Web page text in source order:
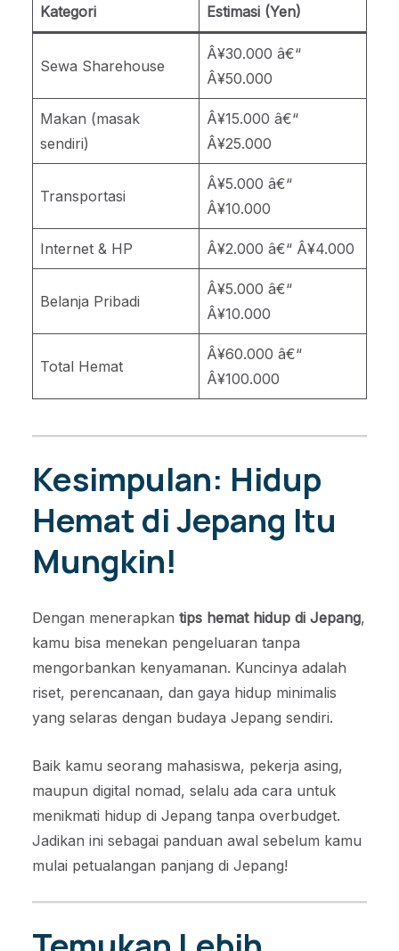
Kategori Estimasi (Yen)
Sewa Sharehouse
Â¥30.000 â€“
Â¥50.000
Makan (masak
sendiri)
Â¥15.000 â€“
Â¥25.000
Transportasi
Â¥5.000 â€“
Â¥10.000
Internet & HP Â¥2.000 â€“ Â¥4.000
Belanja Pribadi
Â¥5.000 â€“
Â¥10.000
Total Hemat
Â¥60.000 â€“
Â¥100.000
Kesimpulan: Hidup
Hemat di Jepang Itu
Mungkin!
Dengan menerapkan tips hemat hidup di Jepang,
kamu bisa menekan pengeluaran tanpa
mengorbankan kenyamanan. Kuncinya adalah
riset, perencanaan, dan gaya hidup minimalis
yang selaras dengan budaya Jepang sendiri.
Baik kamu seorang mahasiswa, pekerja asing,
maupun digital nomad, selalu ada cara untuk
menikmati hidup di Jepang tanpa overbudget.
Jadikan ini sebagai panduan awal sebelum kamu
mulai petualangan panjang di Jepang!